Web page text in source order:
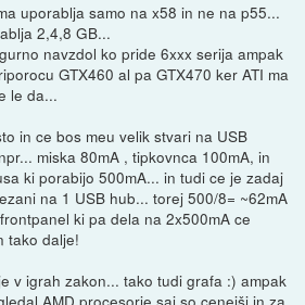
uporablja samo na x58 in ne na p55...
2,4,8 GB...
navzdol ko pride 6xxx serija ampak
GTX460 al pa GTX470 ker ATI ma
le da...
in ce bos meu velik stvari na USB
miska 80mA , tipkovnca 100mA, in
ki porabijo 500mA... in tudi ce je zadaj
na 1 USB hub... torej 500/8= ~62mA
ki pa dela na 2x500mA ce
tako dalje!
v igrah zakon... tako tudi grafa :) ampak